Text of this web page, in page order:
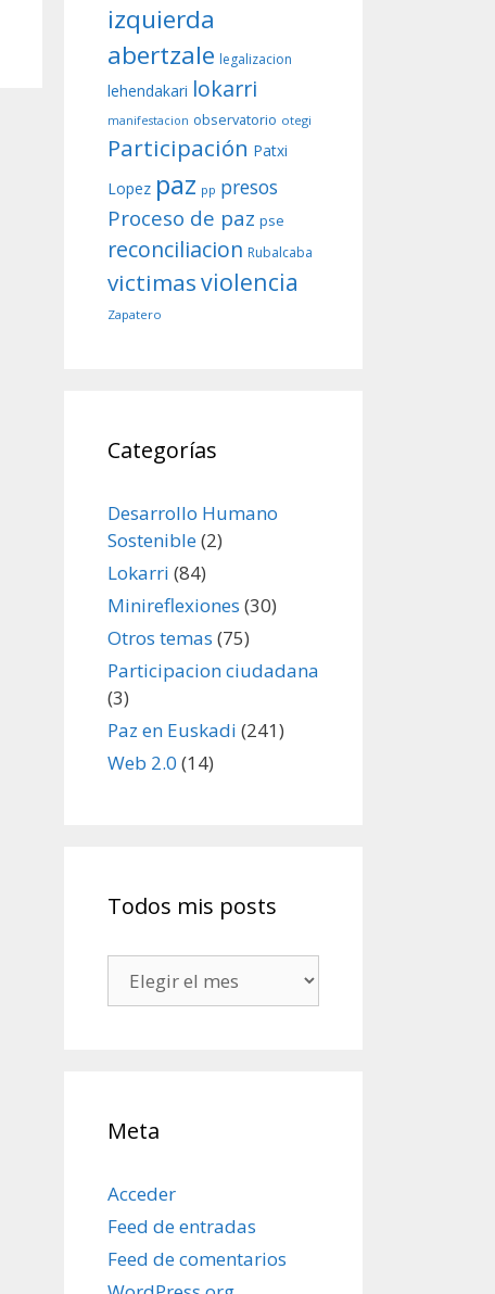
izquierda
abertzale legalizacion
lehendakari lokarri
manifestacion observatorio otegi
Participación Patxi
Lopez paz pp presos
Proceso de paz pse
reconciliacion Rubalcaba
victimasviolencia
Zapatero
Categorías
Desarrollo Humano
Sostenible(2)
Lokarri (84)
Minireflexiones (30)
Otros temas (75)
Participacion ciudadana
(3)
Paz en Euskadi (241)
Web 2.0 (14)
Todos mis posts
mis
Meta
Acceder
Feed de entradas
Feed de comentarios